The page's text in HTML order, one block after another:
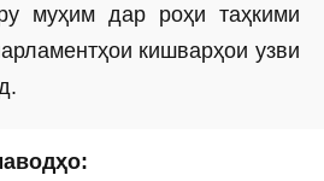
муҳим дар роҳи таҳкими
кишварҳои узви